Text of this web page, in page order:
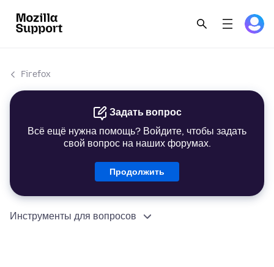
Firefox
Задать вопрос
Всё ещё нужна помощь? Войдите, чтобы задать
свой вопрос на наших форумах.
Продолжить
Инструменты для вопросов